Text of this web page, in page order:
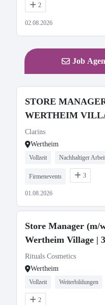
2
02.08.2026
Job
STORE
WERTHEIM
Clarins
Wertheim
Vollzeit Nachhaltiger
Firmenevents 3
01.08.2026
Store Manager (m/
Wertheim Village |
Rituals Cosmetics
Wertheim
Vollzeit Weiterbildungen
2